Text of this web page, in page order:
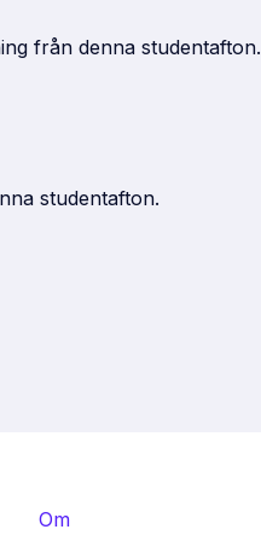
från denna studentafton.
studentafton.
Om